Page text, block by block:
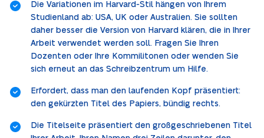
Die Variationen im Harvard-Stil hängen von Ihrem
Studienland ab: USA, UK oder Australien. Sie sollten
daher besser die Version von Harvard klären, die in Ihrer
Arbeit verwendet werden soll. Fragen Sie Ihren
Dozenten oder Ihre Kommilitonen oder wenden Sie
sich erneut an das Schreibzentrum um Hilfe.
Erfordert, dass man den laufenden Kopf präsentiert:
den gekürzten Titel des Papiers, bündig rechts.
Die Titelseite präsentiert den großgeschriebenen Titel